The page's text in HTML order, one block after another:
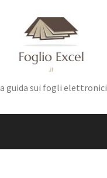
guida sui fogli elettronici